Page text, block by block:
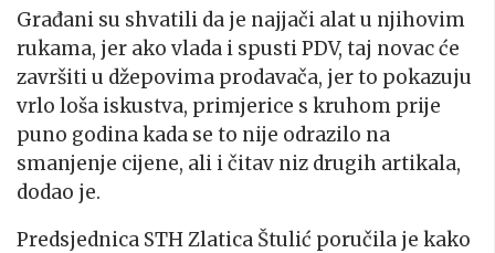
Građani su shvatili da je najjači alat u njihovim
rukama, jer ako vlada i spusti PDV, taj novac će
završiti u džepovima prodavača, jer to pokazuju
vrlo loša iskustva, primjerice s kruhom prije
puno godina kada se to nije odrazilo na
smanjenje cijene, ali i čitav niz drugih artikala,
dodao je.
Predsjednica STH Zlatica Štulić poručila je kako